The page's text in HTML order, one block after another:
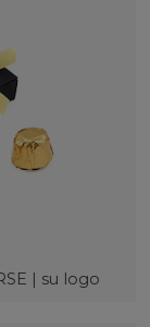
| su logo